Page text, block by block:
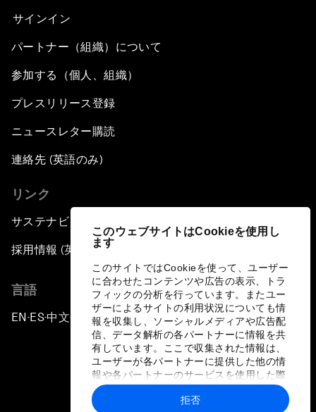
このウェブサイトはCookieを使用し
ます
このサイトではCookieを使って、ユーザー
に合わせたコンテンツや広告の表示、トラ
フィックの分析を行っています。またユー
ザーによるサイトの利用状況についても情
報を収集し、ソーシャルメディアや広告配
信、データ解析の各パートナーに情報を共
有しています。ここで収集された情報は、
ユーザーが各パートナーに提供した他の情
報や各パートナーのサービスを使用した際
に収集された情報と組み合わされ、各パー
トナーによって使用されることがありま
拒否
サインイン
パートナー（組織）について
参加する（個人、組織）
プレスリリース登録
ニュースレター購読
連絡先 (英語のみ)
リンク
サステナビリティへの取り組み
採用情報 (英語のみ)
言語
EN ▪ ES▪中文▪ 日本語